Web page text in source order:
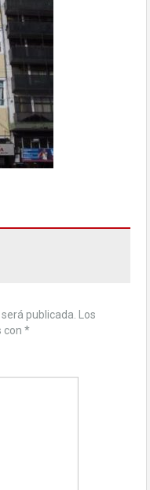
publicada.
Los
con *